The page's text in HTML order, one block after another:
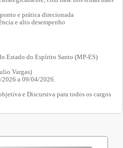
e prática direcionada
e alto desempenho
Estado do Espírito Santo (MP-ES)
Vargas)
a 09/04/2026.
e Discursiva para todos os cargos